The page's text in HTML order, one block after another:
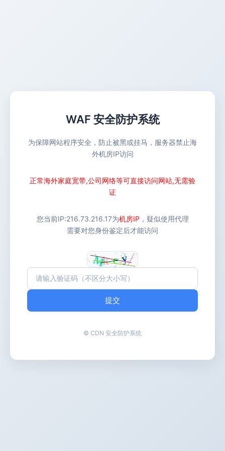
WAF 安全防护系统
为保障网站程序安全，防止被黑或挂马，服务器禁止海
外机房IP访问
正常海外家庭宽带,公司网络等可直接访问网站,无需验
证
您当前IP:216.73.216.17为机房IP ，疑似使用代理
需要对您身份鉴定后才能访问
提交
© CDN 安全防护系统